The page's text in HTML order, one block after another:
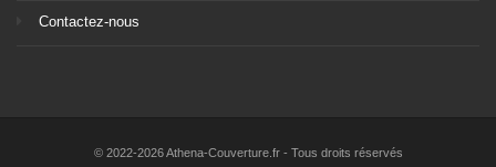
Contactez-nous
© 2022-2026 Athena-Couverture.fr - Tous droits réservés